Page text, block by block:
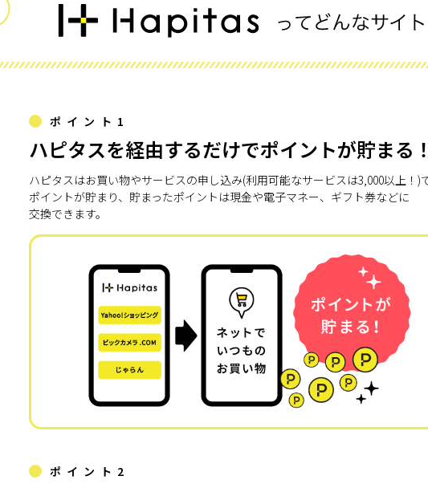
ポイント1
ハピタスを経由するだけでポイントが貯まる
ハピタスはお買い物やサービスの申し込み(利用可能なサービスは3,000以上！)
ポイントが貯まり、貯まったポイントは現金や電子マネー、ギフト券などに
交換できます。
ポイント2